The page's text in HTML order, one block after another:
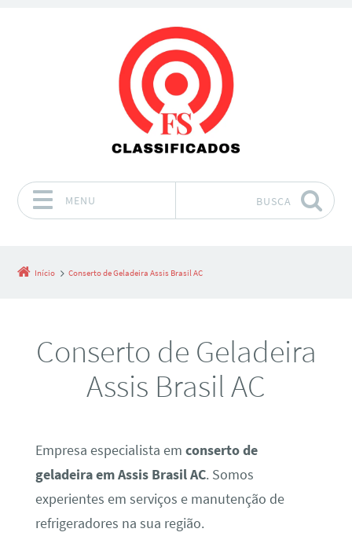
MENU BUSCA
Início Conserto de Geladeira Assis Brasil AC
Conserto de Geladeira
Assis Brasil AC
Empresa especialista em conserto de
geladeira em Assis Brasil AC. Somos
experientes em serviços e manutenção de
refrigeradores na sua região.